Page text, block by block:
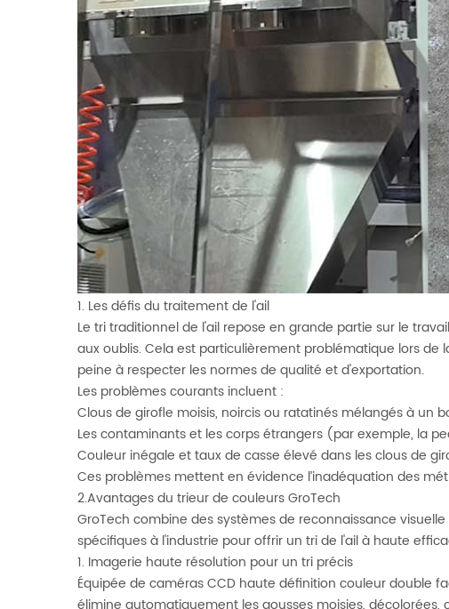
1. Les défis du traitement de l'ail
Le tri traditionnel de l'ail repose en grande partie sur le
aux oublis. Cela est particulièrement problématique lors
peine à respecter les normes de qualité et d'exportation.
Les problèmes courants incluent :
Clous de girofle moisis, noircis ou ratatinés mélangés à un
Les contaminants et les corps étrangers (par exemple, la
Couleur inégale et taux de casse élevé dans les clous de
Ces problèmes mettent en évidence l’inadéquation des
2.Avantages du trieur de couleurs GroTech
GroTech combine des systèmes de reconnaissance
spécifiques à l'industrie pour offrir un tri de l'ail à haute
1. Imagerie haute résolution pour un tri précis
Équipée de caméras CCD haute définition couleur double